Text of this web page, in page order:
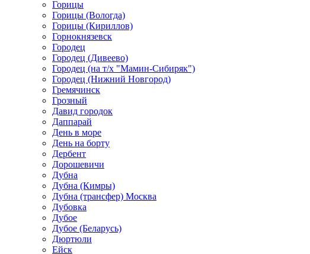
Горицы
Горицы (Вологда)
Горицы (Кириллов)
Горнокнязевск
Городец
Городец (Дивеево)
Городец (на т/х "Мамин-Сибиряк")
Городец (Нижний Новгород)
Гремячинск
Грозный
Давид городок
Даппарай
День в море
День на борту
Дербент
Дорошевичи
Дубна
Дубна (Кимры)
Дубна (трансфер) Москва
Дубовка
Дубое
Дубое (Беларусь)
Дюртюли
Ейск